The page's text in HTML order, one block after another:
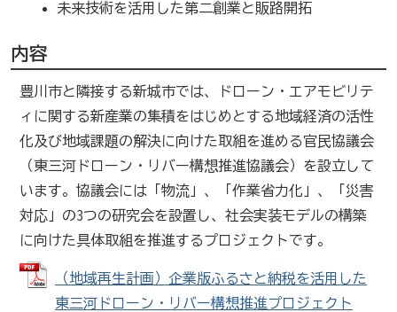
未来技術を活用した第二創業と販路開拓
内容
豊川市と隣接する新城市では、ドローン・エアモビリテ
ィに関する新産業の集積をはじめとする地域経済の活性
化及び地域課題の解決に向けた取組を進める官民協議会
（東三河ドローン・リバー構想推進協議会）を設立して
います。協議会には「物流」、「作業省力化」、「災害
対応」の3つの研究会を設置し、社会実装モデルの構築
に向けた具体取組を推進するプロジェクトです。
（地域再生計画）企業版ふるさと納税を活用した
東三河ドローン・リバー構想推進プロジェクト